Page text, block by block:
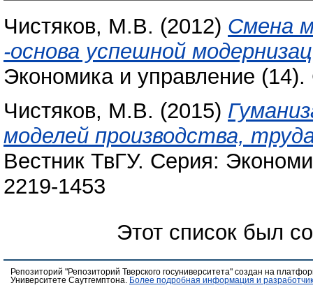
Чистяков, М.В. (2012) Смена
-основа успешной
Экономика и управление
Чистяков, М.В. (2015)
моделей производства,
Вестник ТвГУ. Серия:
2219-1453
Этот список был
Репозиторий "Репозиторий Тверского госуниверситета" создан на
Университете Саутгемптона.
Более подробная информация и